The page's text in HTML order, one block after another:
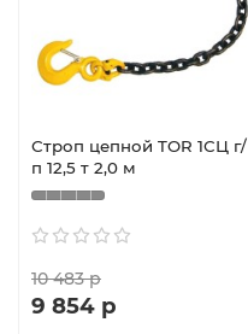
Строп цепной TOR 1СЦ г/
п 12,5 т 2,0 м
10 483 р
9 854 р